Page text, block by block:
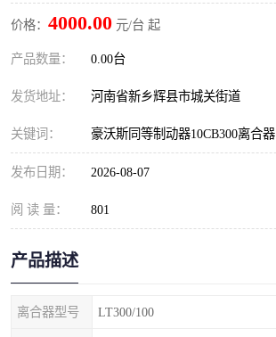
价格： 4000.00 元/台 起
产品数量： 0.00台
发货地址： 河南省新乡辉县市城关街道
关键词： 豪沃斯同等制动器10CB300离合器
发布日期： 2026-08-07
阅 读 量： 801
产品描述
离合器型号 LT300/100